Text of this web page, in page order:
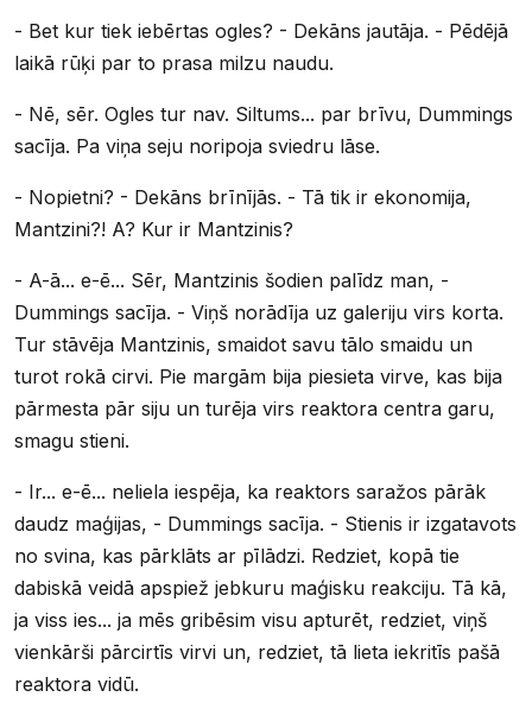
- Bet kur tiek iebērtas ogles? - Dekāns jautāja. - Pēdējā
laikā rūķi par to prasa milzu naudu.
- Nē, sēr. Ogles tur nav. Siltums... par brīvu, Dummings
sacīja. Pa viņa seju noripoja sviedru lāse.
- Nopietni? - Dekāns brīnījās. - Tā tik ir ekonomija,
Mantzini?! A? Kur ir Mantzinis?
- A-ā... e-ē... Sēr, Mantzinis šodien palīdz man, -
Dummings sacīja. - Viņš norādīja uz galeriju virs korta.
Tur stāvēja Mantzinis, smaidot savu tālo smaidu un
turot rokā cirvi. Pie margām bija piesieta virve, kas bija
pārmesta pār siju un turēja virs reaktora centra garu,
smagu stieni.
- Ir... e-ē... neliela iespēja, ka reaktors saražos pārāk
daudz maģijas, - Dummings sacīja. - Stienis ir izgatavots
no svina, kas pārklāts ar pīlādzi. Redziet, kopā tie
dabiskā veidā apspiež jebkuru maģisku reakciju. Tā kā,
ja viss ies... ja mēs gribēsim visu apturēt, redziet, viņš
vienkārši pārcirtīs virvi un, redziet, tā lieta iekritīs pašā
reaktora vidū.